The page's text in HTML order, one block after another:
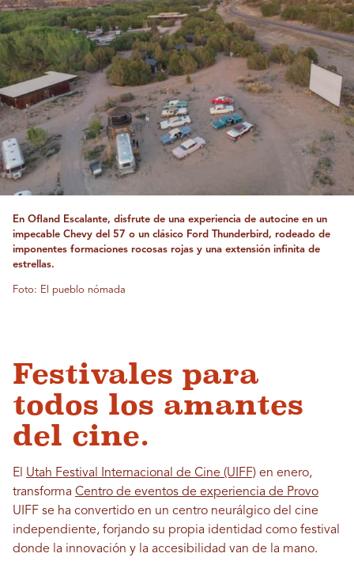
En Ofland Escalante, disfrute de una experiencia de autocine en un
impecable Chevy del 57 o un clásico Ford Thunderbird, rodeado de
imponentes formaciones rocosas rojas y una extensión infinita de
estrellas.
Foto: El pueblo nómada
Festivales para
todos los amantes
del cine.
El Utah Festival Internacional de Cine (UIFF) en enero,
transforma Centro de eventos de experiencia de Provo
UIFF se ha convertido en un centro neurálgico del cine
independiente, forjando su propia identidad como festival
donde la innovación y la accesibilidad van de la mano.